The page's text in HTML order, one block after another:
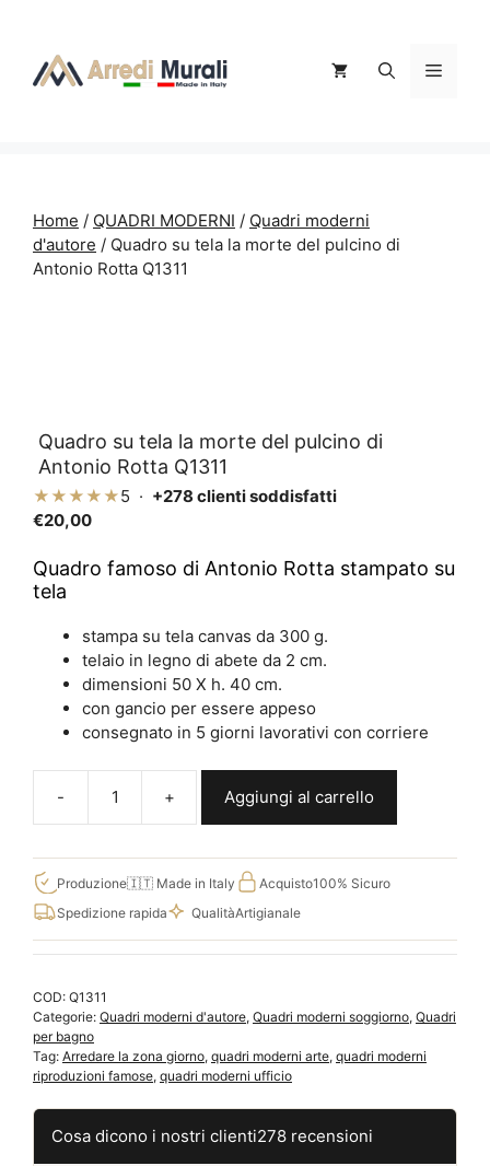
contenuto
Menu
Home / QUADRI MODERNI / Quadri moderni
d'autore / Quadro su tela la morte del pulcino di
Antonio Rotta Q1311
Quadro su tela la morte del pulcino di
Antonio Rotta Q1311
★★★★★5 · +278 clienti soddisfatti
€20,00
Quadro famoso di Antonio Rotta stampato su
tela
stampa su tela canvas da 300 g.
telaio in legno di abete da 2 cm.
dimensioni 50 X h. 40 cm.
con gancio per essere appeso
consegnato in 5 giorni lavorativi con corriere
Quadro
su
tela
la
morte
pulcino
Rotta
Q1311
quantità
Aggiungi al carrello
Produzione🇮🇹 Made in Italy Acquisto100% Sicuro
Spedizione rapida
QualitàArtigianale
COD: Q1311
Categorie: Quadri moderni d'autore, Quadri moderni soggiorno, Quadri
per bagno
Tag: Arredare la zona giorno, quadri moderni arte, quadri moderni
riproduzioni famose, quadri moderni ufficio
Cosa dicono i nostri clienti278 recensioni